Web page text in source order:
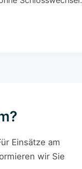
Einsätze am
wir Sie